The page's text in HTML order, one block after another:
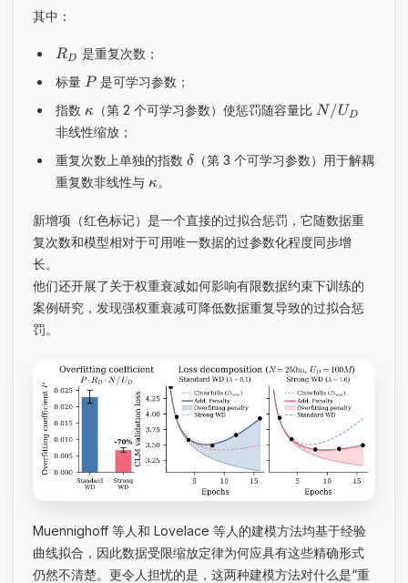
其中：
RD 是重复次数；
标量 P是可学习参数；
指数 κ（第 2 个可学习参数）使惩罚随容量比 N /UD
非线性缩放；
重复次数上单独的指数 δ
（第 3 个可学习参数）用于解耦
重复数非线性与 κ。
新增项（红色标记）是一个直接的过拟合惩罚，它随数据重
复次数和模型相对于可用唯一数据的过参数化程度同步增
长。
他们还开展了关于权重衰减如何影响有限数据约束下训练的
案例研究，发现强权重衰减可降低数据重复导致的过拟合惩
罚。
Muennighoff 等人和 Lovelace 等人的建模方法均基于经验
曲线拟合，因此数据受限缩放定律为何应具有这些精确形式
仍然不清楚。更令人担忧的是，这两种建模方法对什么是“重